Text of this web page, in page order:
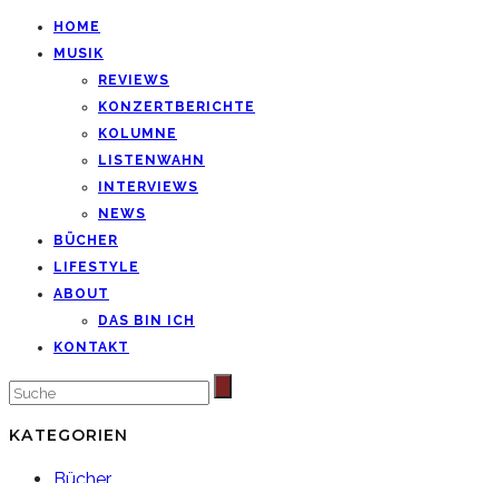
HOME
MUSIK
REVIEWS
KONZERTBERICHTE
KOLUMNE
LISTENWAHN
INTERVIEWS
NEWS
BÜCHER
LIFESTYLE
ABOUT
DAS BIN ICH
KONTAKT
KATEGORIEN